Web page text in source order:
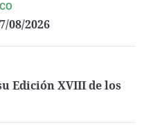
08/2026
Edición XVIII de los